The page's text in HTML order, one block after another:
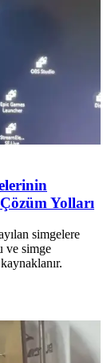
Yolları
simgelere
ve simge